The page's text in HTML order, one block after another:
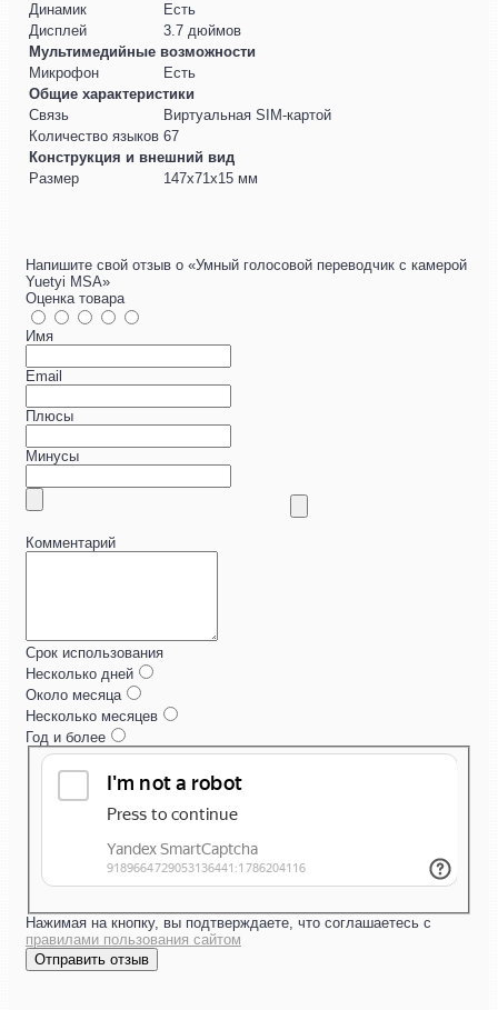
Динамик
Есть
Дисплей
3.7 дюймов
Мультимедийные возможности
Микрофон
Есть
Общие характеристики
Связь
Виртуальная SIM-картой
Количество языков 67
Конструкция и внешний вид
Размер
147х71х15 мм
Напишите свой отзыв о «Умный голосовой переводчик с камерой
Yuetyi MSA»
Оценка товара
Имя
Email
Плюсы
Минусы
Комментарий
Срок использования
Несколько дней
Около месяца
Несколько месяцев
Год и более
Нажимая на кнопку, вы подтверждаете, что соглашаетесь с
правилами пользования сайтом
Отправить отзыв